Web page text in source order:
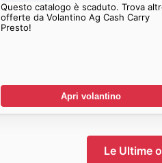
Questo catalogo è scaduto. Trova
offerte da Volantino Ag Cash Carry
Presto!
Apri volantino
Le Ultime